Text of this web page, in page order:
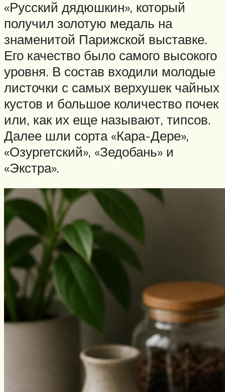
«Русский дядюшкин», который
получил золотую медаль на
знаменитой Парижской выставке.
Его качество было самого высокого
уровня. В состав входили молодые
листочки с самых верхушек чайных
кустов и большое количество почек
или, как их еще называют, типсов.
Далее шли сорта «Кара-Дере»,
«Озургетский», «Зедобань» и
«Экстра».